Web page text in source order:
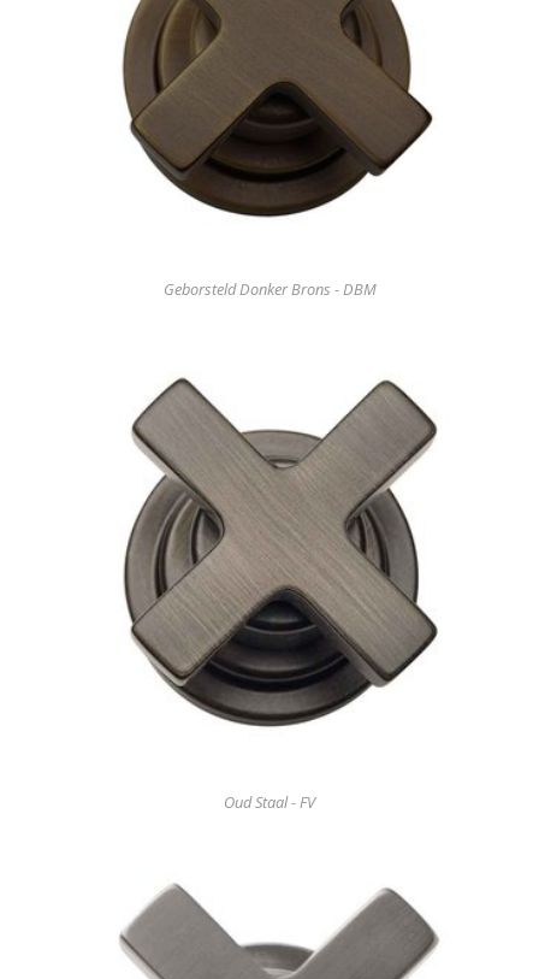
Geborsteld Donker Brons - DBM
Oud Staal - FV